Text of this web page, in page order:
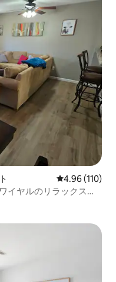
レビュー110
4.96 (110)
イヤルのリラックスで